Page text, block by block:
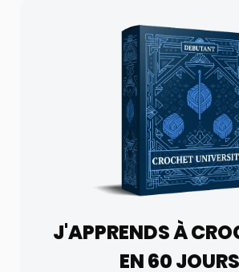
J'APPRENDS À
EN 60 JOURS